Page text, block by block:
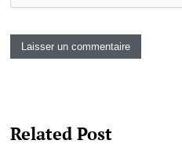
Related Post